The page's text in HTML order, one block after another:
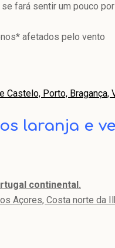
fará sentir um pouco
afetados pelo vento
Castelo, Porto, Bragança,
laranja e
continental.
Açores, Costa norte da